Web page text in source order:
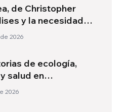
de Christopher
y la necesidad
amanecer
2026
de ecología,
salud en
2026